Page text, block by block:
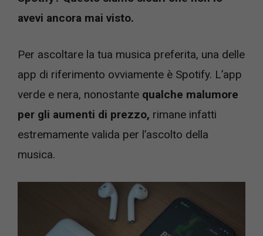
avevi ancora mai visto.
Per ascoltare la tua musica preferita, una delle
app di riferimento ovviamente è Spotify. L’app
verde e nera, nonostante qualche malumore
per gli aumenti di prezzo, rimane infatti
estremamente valida per l’ascolto della
musica.